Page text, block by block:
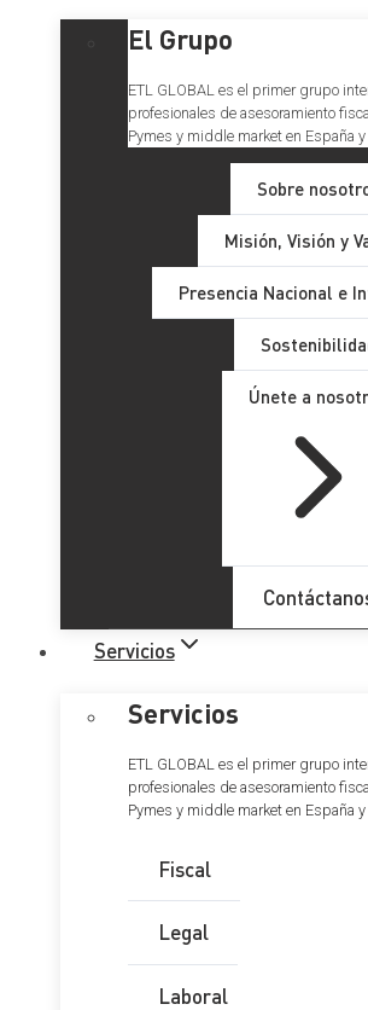
El Grupo
ETL GLOBAL es el primer grupo
profesionales de asesoramiento
Pymes y middle market en España y
Sobre
Misión, Visión y
Presencia Nacional e
Únete a
Servicios
Servicios
ETL GLOBAL es el primer grupo
profesionales de asesoramiento
Pymes y middle market en España y
Fiscal
Legal
Laboral